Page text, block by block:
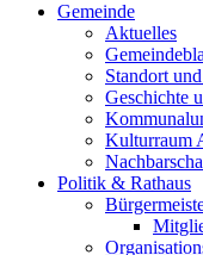
Gemeinde
Aktuelles
Standort
Geschichte
Kulturraum
Politik & Rathaus